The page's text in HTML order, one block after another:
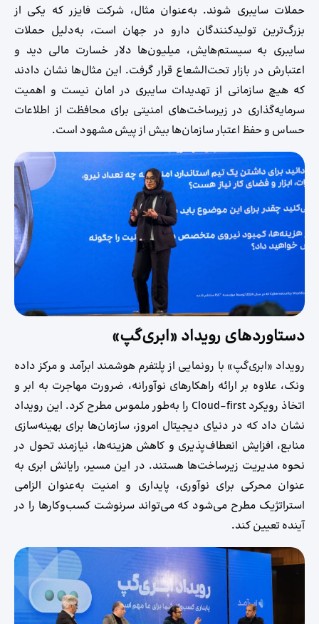
حملات سایبری شوند. به‌عنوان مثال، شرکت فایزر که یکی از
بزرگ‌ترین تولیدکنندگان دارو در جهان است، به‌دلیل حملات
سایبری به سیستم‌هایش، میلیون‌ها دلار خسارت مالی دید و
اعتبارش در بازار تحت‌الشعاع قرار گرفت. این مثال‌ها نشان دادند
که هیچ سازمانی از تهدیدات سایبری در امان نیست و اهمیت
سرمایه‌گذاری در زیرساخت‌های امنیتی برای محافظت از اطلاعات
حساس و حفظ اعتبار سازمان‌ها بیش از پیش مشهود است.
دستاوردهای رویداد «ابری‌گپ»
رویداد «ابری‌گپ» با رونمایی از پلتفرم هوشمند ابرآمد و مرکز داده
ونک، علاوه بر ارائه راهکارهای نوآورانه، ضرورت مهاجرت به ابر و
اتخاذ رویکرد Cloud-first را به‌طور ملموس مطرح کرد. این رویداد
نشان داد که در دنیای دیجیتال امروز، سازمان‌ها برای بهینه‌سازی
منابع، افزایش انعطاف‌پذیری و کاهش هزینه‌ها، نیازمند تحول در
نحوه مدیریت زیرساخت‌ها هستند. در این مسیر، رایانش ابری به
عنوان محرکی برای نوآوری، پایداری و امنیت به‌عنوان الزامی
استراتژیک مطرح می‌شود که می‌تواند سرنوشت کسب‌وکارها را در
آینده تعیین کند.